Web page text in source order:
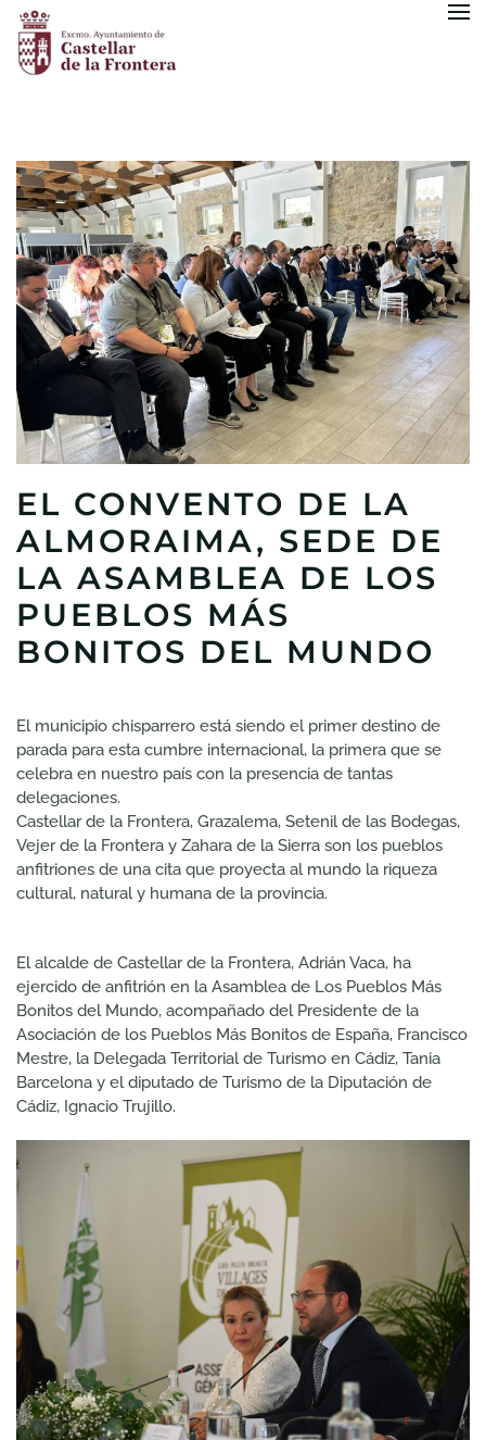
Skip to main content
EL CONVENTO DE LA
ALMORAIMA, SEDE DE
LA ASAMBLEA DE LOS
PUEBLOS MÁS
BONITOS DEL MUNDO
El municipio chisparrero está siendo el primer destino de
parada para esta cumbre internacional, la primera que se
celebra en nuestro país con la presencia de tantas
delegaciones.
Castellar de la Frontera, Grazalema, Setenil de las Bodegas,
Vejer de la Frontera y Zahara de la Sierra son los pueblos
anfitriones de una cita que proyecta al mundo la riqueza
cultural, natural y humana de la provincia.
El alcalde de Castellar de la Frontera, Adrián Vaca, ha
ejercido de anfitrión en la Asamblea de Los Pueblos Más
Bonitos del Mundo, acompañado del Presidente de la
Asociación de los Pueblos Más Bonitos de España, Francisco
Mestre, la Delegada Territorial de Turismo en Cádiz, Tania
Barcelona y el diputado de Turismo de la Diputación de
Cádiz, Ignacio Trujillo.